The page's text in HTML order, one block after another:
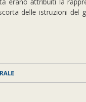
delle istruzioni